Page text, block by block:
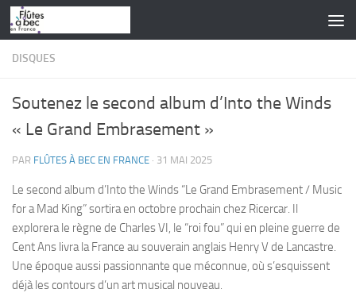
Skip to content
DISQUES
Soutenez le second album d’Into the Winds
« Le Grand Embrasement »
PAR FLÛTES À BEC EN FRANCE · 31 MAI 2025
Le second album d’Into the Winds “Le Grand Embrasement / Music
for a Mad King” sortira en octobre prochain chez Ricercar. Il
explorera le règne de Charles VI, le “roi fou” qui en pleine guerre de
Cent Ans livra la France au souverain anglais Henry V de Lancastre.
Une époque aussi passionnante que méconnue, où s’esquissent
déjà les contours d’un art musical nouveau.